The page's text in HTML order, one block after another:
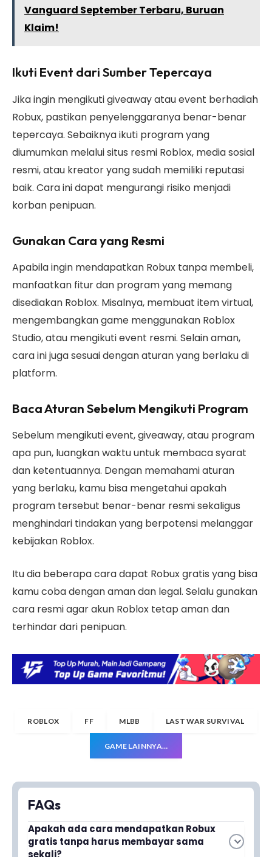
Vanguard September Terbaru, Buruan
Klaim!
Ikuti Event dari Sumber Tepercaya
Jika ingin mengikuti giveaway atau event berhadiah
Robux, pastikan penyelenggaranya benar-benar
tepercaya. Sebaiknya ikuti program yang
diumumkan melalui situs resmi Roblox, media sosial
resmi, atau kreator yang sudah memiliki reputasi
baik. Cara ini dapat mengurangi risiko menjadi
korban penipuan.
Gunakan Cara yang Resmi
Apabila ingin mendapatkan Robux tanpa membeli,
manfaatkan fitur dan program yang memang
disediakan Roblox. Misalnya, membuat item virtual,
mengembangkan game menggunakan Roblox
Studio, atau mengikuti event resmi. Selain aman,
cara ini juga sesuai dengan aturan yang berlaku di
platform.
Baca Aturan Sebelum Mengikuti Program
Sebelum mengikuti event, giveaway, atau program
apa pun, luangkan waktu untuk membaca syarat
dan ketentuannya. Dengan memahami aturan
yang berlaku, kamu bisa mengetahui apakah
program tersebut benar-benar resmi sekaligus
menghindari tindakan yang berpotensi melanggar
kebijakan Roblox.
Itu dia beberapa cara dapat Robux gratis yang bisa
kamu coba dengan aman dan legal. Selalu gunakan
cara resmi agar akun Roblox tetap aman dan
terhindar dari penipuan.
ROBLOX FF MLBB LAST WAR SURVIVAL
GAME LAINNYA…
FAQs
Apakah ada cara mendapatkan Robux
gratis tanpa harus membayar sama
sekali?